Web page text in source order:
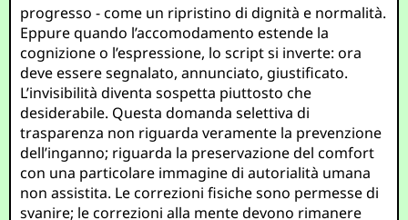
progresso - come un ripristino di dignità e normalità.
Eppure quando l’accomodamento estende la
cognizione o l’espressione, lo script si inverte: ora
deve essere segnalato, annunciato, giustificato.
L’invisibilità diventa sospetta piuttosto che
desiderabile. Questa domanda selettiva di
trasparenza non riguarda veramente la prevenzione
dell’inganno; riguarda la preservazione del comfort
con una particolare immagine di autorialità umana
non assistita. Le correzioni fisiche sono permesse di
svanire; le correzioni alla mente devono rimanere